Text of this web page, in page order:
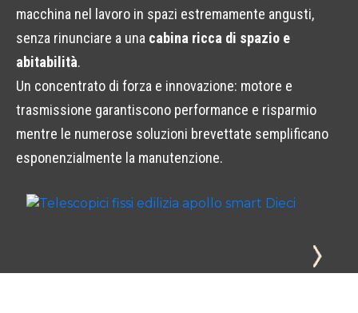
macchina nel lavoro in spazi estremamente angusti,
senza rinunciare a una cabina ricca di spazio e
abitabilità.
Un concentrato di forza e innovazione: motore e
trasmissione garantiscono performance e risparmio
mentre le numerose soluzioni brevettate semplificano
esponenzialmente la manutenzione.